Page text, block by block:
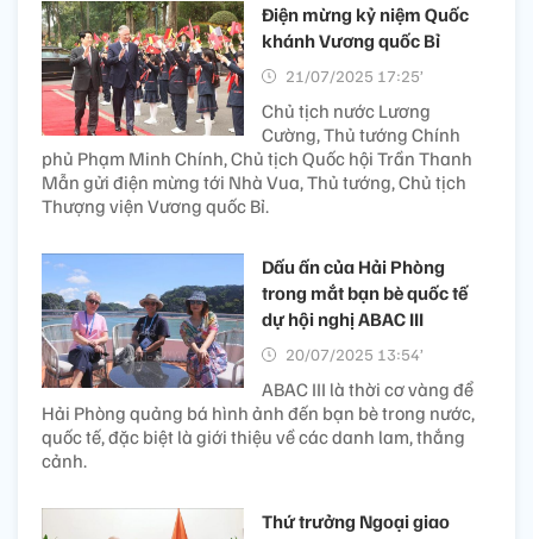
Điện mừng kỷ niệm Quốc
khánh Vương quốc Bỉ
21/07/2025 17:25’
Chủ tịch nước Lương
Cường, Thủ tướng Chính
phủ Phạm Minh Chính, Chủ tịch Quốc hội Trần Thanh
Mẫn gửi điện mừng tới Nhà Vua, Thủ tướng, Chủ tịch
Thượng viện Vương quốc Bỉ.
Dấu ấn của Hải Phòng
trong mắt bạn bè quốc tế
dự hội nghị ABAC III
20/07/2025 13:54’
ABAC III là thời cơ vàng để
Hải Phòng quảng bá hình ảnh đến bạn bè trong nước,
quốc tế, đặc biệt là giới thiệu về các danh lam, thắng
cảnh.
Thứ trưởng Ngoại giao